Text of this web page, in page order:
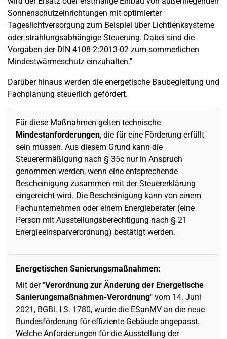
Sonnenschutzeinrichtungen mit optimierter
Tageslichtversorgung zum Beispiel über Lichtlenksysteme
oder strahlungsabhängige Steuerung. Dabei sind die
Vorgaben der DIN 4108-2:2013-02 zum sommerlichen
Mindestwärmeschutz einzuhalten."
Darüber hinaus werden die energetische Baubegleitung und
Fachplanung steuerlich gefördert.
Für diese Maßnahmen gelten technische
Mindestanforderungen, die für eine Förderung erfüllt
sein müssen. Aus diesem Grund kann die
Steuerermäßigung nach § 35c nur in Anspruch
genommen werden, wenn eine entsprechende
Bescheinigung zusammen mit der Steuererklärung
eingereicht wird. Die Bescheinigung kann von einem
Fachunternehmen oder einem Energieberater (eine
Person mit Ausstellungsberechtigung nach § 21
Energieeinsparverordnung) bestätigt werden.
Energetischen Sanierungsmaßnahmen:
Mit der "Verordnung zur Änderung der Energetische
Sanierungsmaßnahmen-Verordnung" vom 14. Juni
2021, BGBl. I S. 1780, wurde die ESanMV an die neue
Bundesförderung für effiziente Gebäude angepasst.
Welche Anforderungen für die Ausstellung der